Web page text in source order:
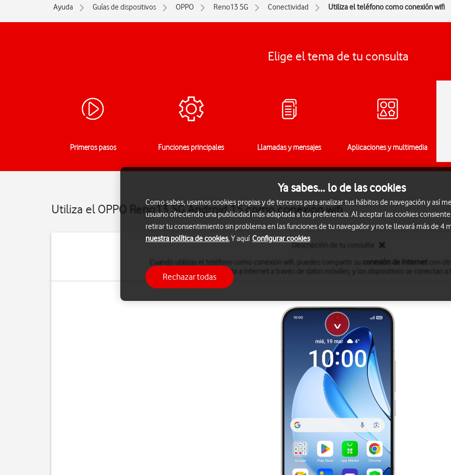
Ayuda Guías de dispositivos OPPO Reno13 5G Conectividad Utiliza el teléfono como conexión wifi
Elige el tema de tu consulta
Primeros pasos Funciones principales Llamadas y mensajes Aplicaciones y multimedia
Utiliza el OPPO Reno13 5G Android 15 como conexión wifi
Descripción de tu consulta
conexión de Internet
tu teléfono se conecta a Internet a través de datos móviles, y los dispositivos se conectan
Ya sabes... lo de las cookies
Como sabes, usamos cookies propias y de terceros para analizar tus hábitos de navegación y así
usuario ofreciendo una publicidad más adaptada a tus preferencia. Al aceptar las cookies
retirar tu consentimiento sin problema en las funciones de tu navegador y no te llevará más de 4
nuestra política de cookies.Y aquí Configurar cookies
Rechazar todas